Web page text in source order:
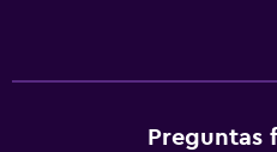
Preguntas